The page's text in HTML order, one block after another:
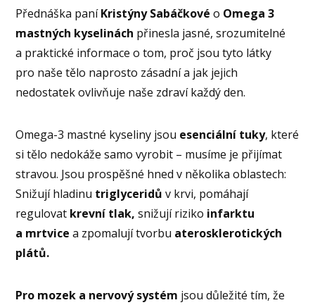
Přednáška paníKristýny Sabáčkové o Omega 3
mastných kyselinách přinesla jasné, srozumitelné
a praktické informace o tom, proč jsou tyto látky
pro naše tělo naprosto zásadní a jak jejich
nedostatek ovlivňuje naše zdraví každý den.
Omega-3 mastné kyseliny jsou esenciální tuky, které
si tělo nedokáže samo vyrobit – musíme je přijímat
stravou. Jsou prospěšné hned v několika oblastech:
Snižují hladinu triglyceridů v krvi, pomáhají
regulovat krevní tlak,snižují riziko infarktu
a mrtvice a zpomalují tvorbu aterosklerotických
plátů.
Pro mozek a nervový systém jsou důležité tím, že